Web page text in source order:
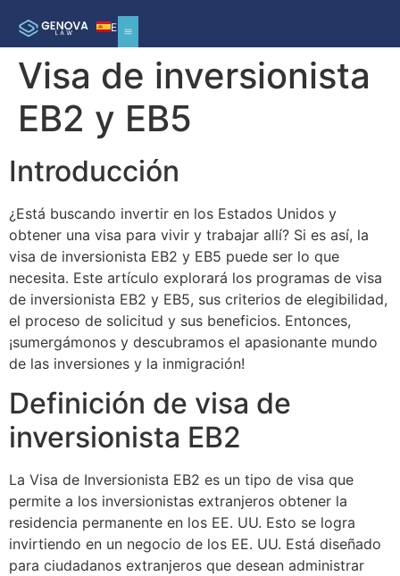
ES
Visa de inversionista
EB2 y EB5
Introducción
¿Está buscando invertir en los Estados Unidos y
obtener una visa para vivir y trabajar allí? Si es así, la
visa de inversionista EB2 y EB5 puede ser lo que
necesita. Este artículo explorará los programas de visa
de inversionista EB2 y EB5, sus criterios de elegibilidad,
el proceso de solicitud y sus beneficios. Entonces,
¡sumergámonos y descubramos el apasionante mundo
de las inversiones y la inmigración!
Definición de visa de
inversionista EB2
La Visa de Inversionista EB2 es un tipo de visa que
permite a los inversionistas extranjeros obtener la
residencia permanente en los EE. UU. Esto se logra
invirtiendo en un negocio de los EE. UU. Está diseñado
para ciudadanos extranjeros que desean administrar